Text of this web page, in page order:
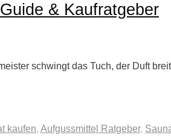
& Kaufratgeber
schwingt das Tuch, der Duft
kaufen, Aufgussmittel Ratgeber,